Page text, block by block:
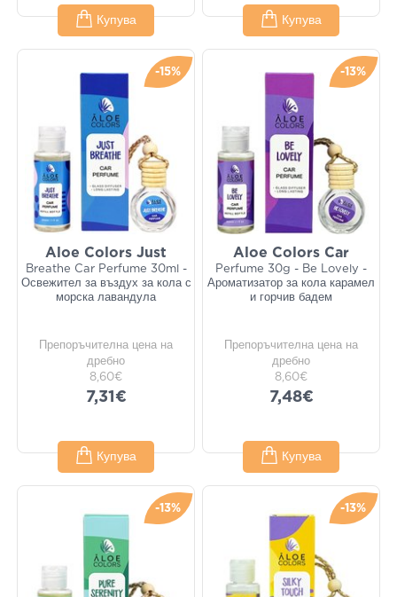
Купува Купува
-15%
Aloe Colors Just
Breathe Car Perfume 30ml -
Освежител за въздух за кола с
морска лавандула
Препоръчителна цена на
дребно
8,60€
7,31€
Купува
-13%
Aloe Colors Car
Perfume 30g - Be Lovely -
Ароматизатор за кола карамел
и горчив бадем
Препоръчителна цена на
дребно
8,60€
7,48€
Купува
-13% -13%